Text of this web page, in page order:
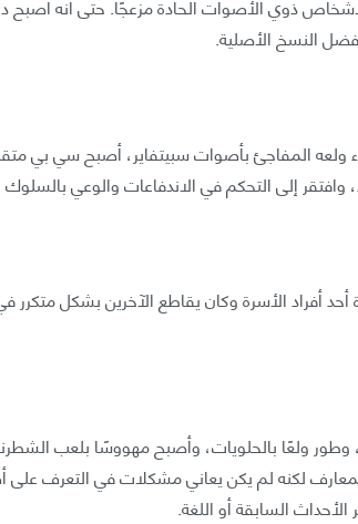
النسخ الأصلية.
المفاجئ بأصوات سبيتفاير، أصبح سي بي
وافتقر إلى التحكم في الاندفاعات والوعي
أحد أفراد الأسرة وكان يقاطع الآخرين بشكل
ولعًا بالحلويات، وأصبح مهووسًا بلعب
لكنه لم يكن يعاني مشكلات في التعرف
السابقة أو اللغة.